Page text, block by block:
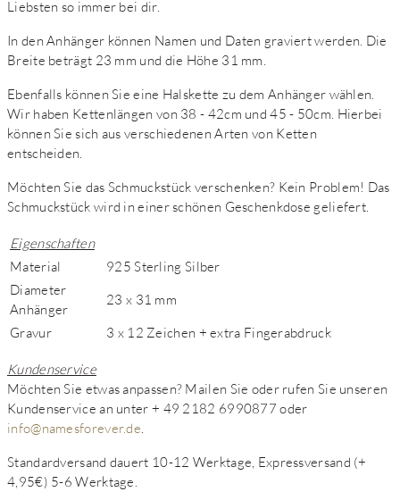
Liebsten so immer bei dir.
In den Anhänger können Namen und Daten graviert werden. Die
Breite beträgt 23 mm und die Höhe 31 mm.
Ebenfalls können Sie eine Halskette zu dem Anhänger wählen.
Wir haben Kettenlängen von 38 - 42cm und 45 - 50cm. Hierbei
können Sie sich aus verschiedenen Arten von Ketten
entscheiden.
Möchten Sie das Schmuckstück verschenken? Kein Problem! Das
Schmuckstück wird in einer schönen Geschenkdose geliefert.
Eigenschaften
Material
925 Sterling Silber
Diameter
Anhänger
23 x 31 mm
Gravur 3 x 12 Zeichen + extra Fingerabdruck
Kundenservice
Möchten Sie etwas anpassen? Mailen Sie oder rufen Sie unseren
Kundenservice an unter + 49 2182 6990877 oder
info@namesforever.de
Standardversand dauert 10-12 Werktage, Expressversand (+
4,95€) 5-6 Werktage.